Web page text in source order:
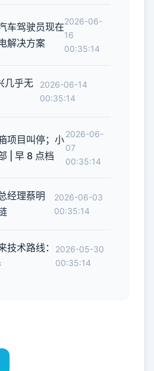
车驾驶员现在
解决方案
2026-06-
16
00:35:14
几乎无
2026-06-14
00:35:14
项目叫停；小
| 早 8 点档
2026-06-
07
00:35:14
经理蔡明
2026-06-03
00:35:14
技术路线：
2026-05-30
00:35:14